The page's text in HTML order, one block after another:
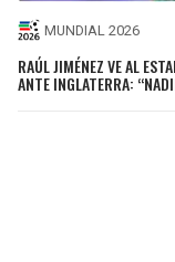
MUNDIAL 2026
RAÚL JIMÉNEZ VE AL
ANTE INGLATERRA: